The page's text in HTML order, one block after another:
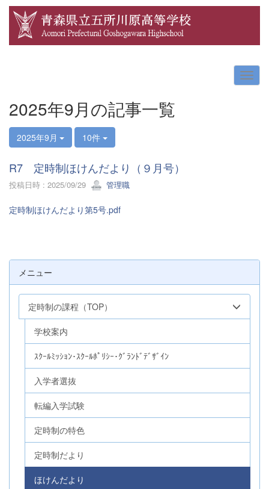
2025年9月の記事一覧
2025年9月 10件
R7 定時制ほけんだより（９月号）
投稿日時 : 2025/09/29 管理職
定時制ほけんだより第5号.pdf
メニュー
定時制の課程（TOP）
学校案内
ｽｸｰﾙﾐｯｼｮﾝ･ｽｸｰﾙﾎﾟﾘｼｰ･ｸﾞﾗﾝﾄﾞﾃﾞｻﾞｲﾝ
入学者選抜
転編入学試験
定時制の特色
定時制だより
ほけんだより